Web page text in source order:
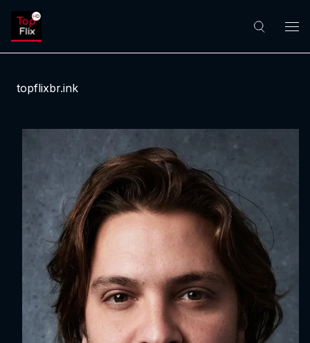
topflixbr.ink